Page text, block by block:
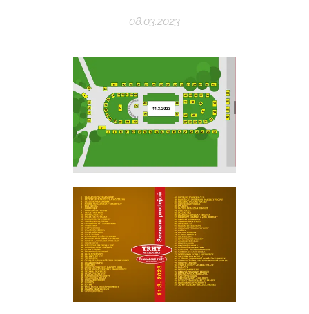
08.03.2023